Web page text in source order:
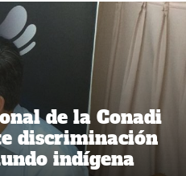
de la Conadi
discriminación
indígena